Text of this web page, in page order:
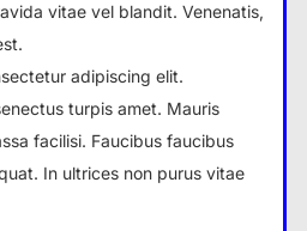
vitae vel blandit. Venenatis,
adipiscing elit.
turpis amet. Mauris
facilisi. Faucibus faucibus
In ultrices non purus vitae